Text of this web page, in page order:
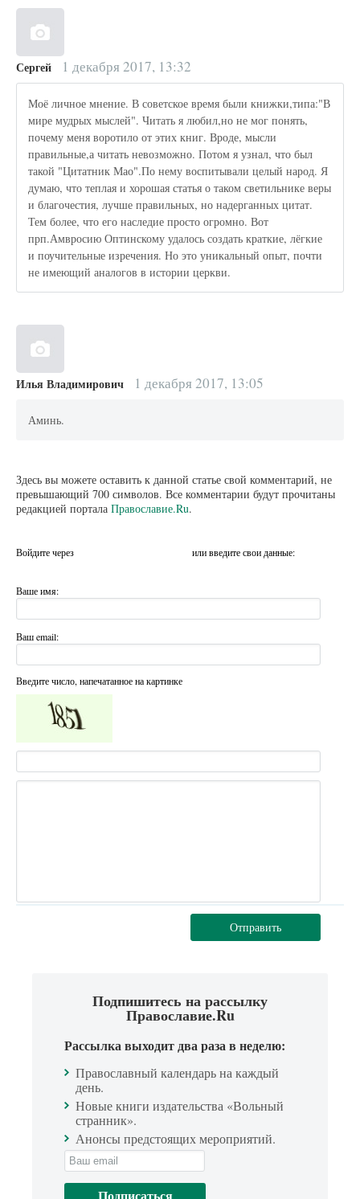
Сергей 1 декабря 2017, 13:32
Моё личное мнение. В советское время были книжки,типа:"В
мире мудрых мыслей". Читать я любил,но не мог понять,
почему меня воротило от этих книг. Вроде, мысли
правильные,а читать невозможно. Потом я узнал, что был
такой "Цитатник Мао".По нему воспитывали целый народ. Я
думаю, что теплая и хорошая статья о таком светильник​е веры
и благочестия, лучше правильных, но надерганных цитат.
Тем более, что его наследие просто огромно. Вот
прп.Амвросию Оптинскому удалось создать краткие, лёгкие
и поучительные изречения. Но это уникальный опыт, почти
не имеющий аналогов в истории церкви.
Илья Владимирович 1 декабря 2017, 13:05
Аминь.
Здесь вы можете оставить к данной статье свой комментарий, не
превышающий 700 символов. Все комментарии будут прочитаны
редакцией портала Православие.Ru.
Войдите через или введите свои данные:
Ваше имя:
Ваш email:
Введите число, напечатанное на картинке
Отправить
Подпишитесь на рассылку
Православие.Ru
Рассылка выходит два раза в неделю:
Православный календарь на каждый
день.
Новые книги издательства «Вольный
странник».
Анонсы предстоящих мероприятий.